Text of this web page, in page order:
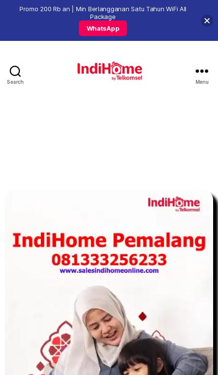
Search Menu
Promo 200 Rb an | Min Berlangganan Satu Tahun WiFi All
Package
WhatsApp